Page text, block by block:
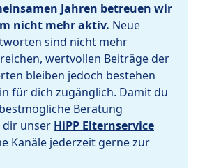
Jahren betreuen wir
nicht mehr aktiv. Neue
sind nicht mehr
wertvollen Beiträge der
bleiben jedoch bestehen
für dich zugänglich. Damit du
Beratung
unser HiPP Elternservice
Kanäle jederzeit gerne zur